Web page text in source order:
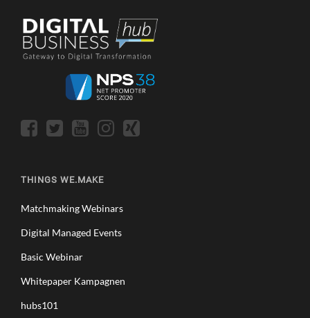
THINGS WE.MAKE
Matchmaking Webinars
Digital Managed Events
Basic Webinar
Whitepaper Kampagnen
hubs101